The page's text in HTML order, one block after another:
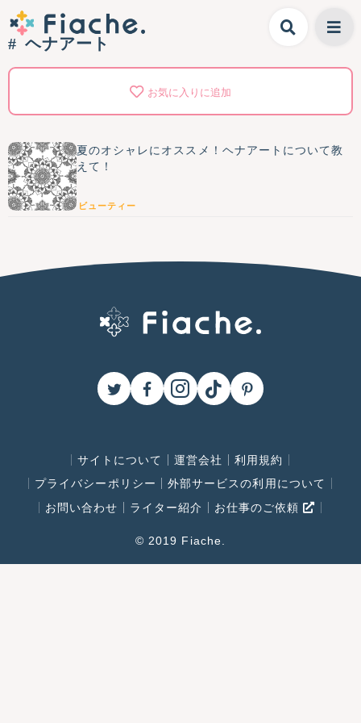
ヘナアート
お気に入りに追加
夏のオシャレにオススメ！ヘナアートについて教
えて！
ビューティー
サイトについて 運営会社
利用規約
プライバシーポリシー
外部サービスの利用について
お問い合わせ
ライター紹介 お仕事のご依頼
© 2019 Fiache.